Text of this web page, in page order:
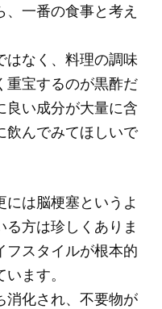
一番の食事と考え
はなく、料理の調味
重宝するのが黒酢だ
良い成分が大量に含
飲んでみてほしいで
は脳梗塞というよ
る方は珍しくありま
フスタイルが根本的
ます。
消化され、不要物が